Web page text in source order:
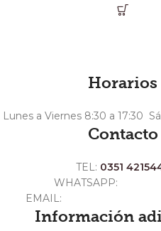
Horarios
Lunes a Viernes 8:30 a 17:30
Contacto
TEL: 0351
WHATSAPP:
EMAIL:
Información